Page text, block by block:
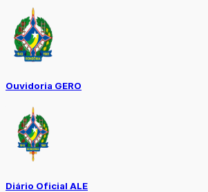
Ouvidoria GERO
Diário Oficial ALE